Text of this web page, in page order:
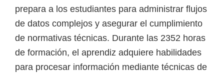
N
A
prepara a los estudiantes para administrar flujos
de datos complejos y asegurar el cumplimiento
de normativas técnicas. Durante las 2352 horas
de formación, el aprendiz adquiere habilidades
para procesar información mediante técnicas de